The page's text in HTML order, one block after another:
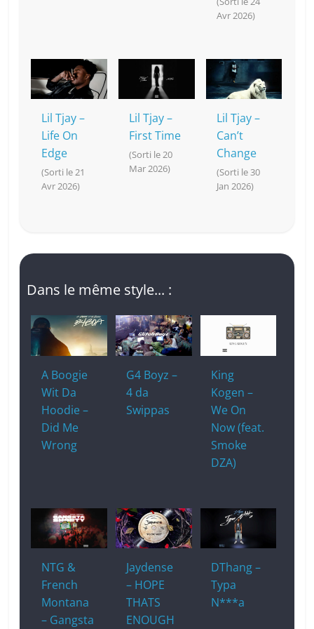
Avr 2026)
Lil Tjay –
Life On
Edge
(Sorti le 21
Avr 2026)
Lil Tjay –
First Time
(Sorti le 20
Mar 2026)
Lil Tjay –
Can’t
Change
(Sorti le 30
Jan 2026)
Dans le même style... :
A Boogie
Wit Da
Hoodie –
Did Me
Wrong
G4 Boyz –
4 da
Swippas
King
Kogen –
We On
Now (feat.
Smoke
DZA)
NTG &
French
Montana
– Gangsta
Jaydense
– HOPE
THATS
ENOUGH
DThang –
Typa
N***a